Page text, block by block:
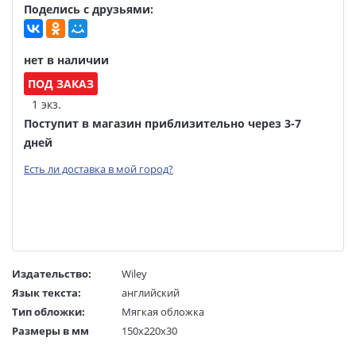
Поделись с друзьями:
нет в наличии
ПОД ЗАКАЗ
1 экз.
Поступит в магазин приблизительно через 3-7
дней
Есть ли доставка в мой город?
Издательство:
Wiley
Язык текста:
английский
Тип обложки:
Мягкая обложка
Размеры в мм
150x220x30